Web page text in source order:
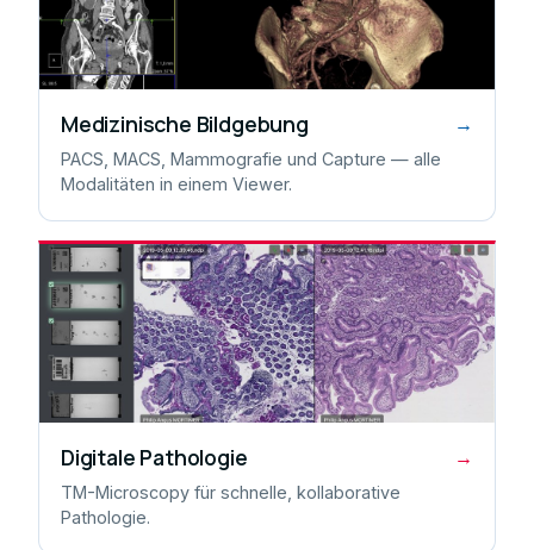
Medizinische Bildgebung →
PACS, MACS, Mammografie und Capture — alle
Modalitäten in einem Viewer.
Digitale Pathologie →
TM-Microscopy für schnelle, kollaborative
Pathologie.